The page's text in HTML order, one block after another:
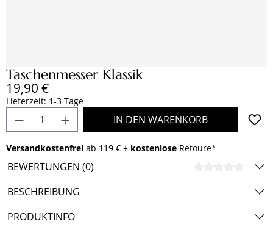
Taschenmesser Klassik
Regulärer Preis:
19,90 €
Lieferzeit: 1-3 Tage
Produkt Anzahl: Gib den gewünschten
IN DEN WARENKORB
Versandkostenfrei ab 119 € + kostenlose Retoure*
BEWERTUNGEN (0)
BESCHREIBUNG
PRODUKTINFO